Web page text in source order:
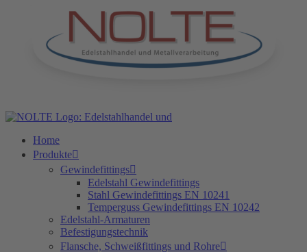
Home
Produkte
Gewindefittings
Edelstahl Gewindefittings
Stahl Gewindefittings EN 10241
Temperguss Gewindefittings EN 10242
Edelstahl-Armaturen
Befestigungstechnik
Flansche, Schweißfittings und Rohre